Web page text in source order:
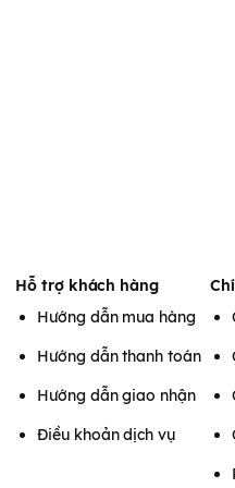
Hỗ trợ khách hàng
Hướng dẫn mua hàng
Hướng dẫn thanh toán
Hướng dẫn giao nhận
Điều khoản dịch vụ